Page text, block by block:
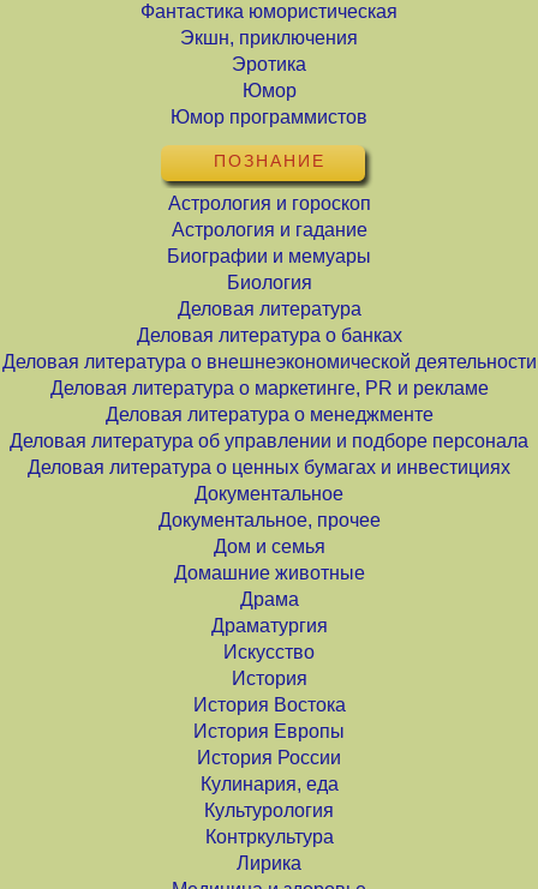
Фантастика юмористическая
Экшн, приключения
Эротика
Юмор
Юмор программистов
ПОЗНАНИЕ
Астрология и гороскоп
Астрология и гадание
Биографии и мемуары
Биология
Деловая литература
Деловая литература о банках
Деловая литература о внешнеэкономической деятельности
Деловая литература о маркетинге, PR и рекламе
Деловая литература о менеджменте
Деловая литература об управлении и подборе персонала
Деловая литература о ценных бумагах и инвестициях
Документальное
Документальное, прочее
Дом и семья
Домашние животные
Драма
Драматургия
Искусство
История
История Востока
История Европы
История России
Кулинария, еда
Культурология
Контркультура
Лирика